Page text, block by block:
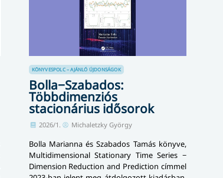
KÖNYVESPOLC – AJÁNLÓ ÚJDONSÁGOK
Bolla−Szabados:
Többdimenziós
stacionárius idősorok
2026/1. Michaletzky György
Bolla Marianna és Szabados Tamás könyve,
Multidimensional Stationary Time Series −
Dimension Reduction and Prediction címmel